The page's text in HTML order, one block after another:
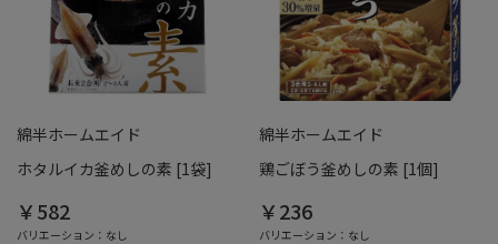
綿半ホームエイド
ホタルイカ釜めしの素 [1袋]
￥582
バリエーション：なし
綿半ホームエイド
鶏ごぼう釜めしの素 [1個]
￥236
バリエーション：なし